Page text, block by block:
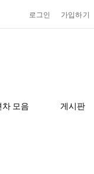
로그인 가입하기
차 모음 게시판